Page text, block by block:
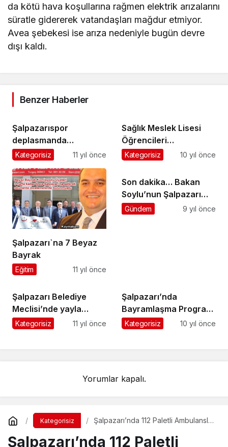
da kötü hava koşullarına rağmen elektrik arızalarını
süratle gidererek vatandaşları mağdur etmiyor.
Avea şebekesi ise arıza nedeniyle bugün devre
dışı kaldı.
Benzer Haberler
Şalpazarıspor
deplasmanda
Akçakale’yi 3-0 yendi
Kategorisiz 11 yıl önce
Sağlık Meslek Lisesi
Öğrencileri
Marbella’da güneşin
Kategorisiz 10 yıl önce
Şalpazarı`na 7 Beyaz
Bayrak
Eğitim 11 yıl önce
Son dakika… Bakan
Soylu’nun Şalpazarı
Programı iptal edildi
Gündem 9 yıl önce
Şalpazarı Belediye
Meclisi’nde yayla
şenlikleri ele alındı
Kategorisiz 11 yıl önce
Şalpazarı’nda
Bayramlaşma Programı
icra edildi
Kategorisiz 10 yıl önce
Yorumlar kapalı.
Kategorisiz
Şalpazarı’nda 112 Paletli Ambulansla
Şalpazarı’nda 112 Paletli